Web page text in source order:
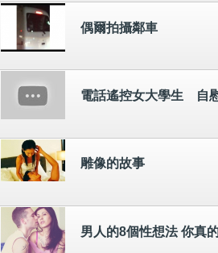
偶爾拍攝鄰車
電話遙控女大學生 自
雕像的故事
男人的8個性想法 你真